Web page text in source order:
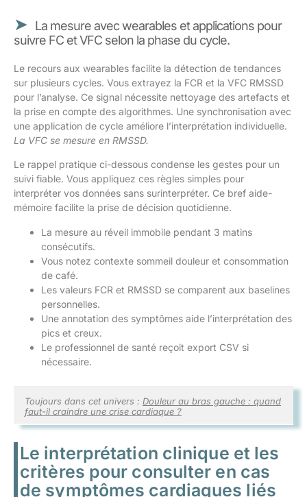
La mesure avec wearables et applications pour
suivre FC et VFC selon la phase du cycle.
Le recours aux wearables facilite la détection de tendances
sur plusieurs cycles. Vous extrayez la FCR et la VFC RMSSD
pour l’analyse. Ce signal nécessite nettoyage des artefacts et
la prise en compte des algorithmes. Une synchronisation avec
une application de cycle améliore l’interprétation individuelle.
La VFC se mesure en RMSSD.
Le rappel pratique ci-dessous condense les gestes pour un
suivi fiable. Vous appliquez ces règles simples pour
interpréter vos données sans surinterpréter. Ce bref aide-
mémoire facilite la prise de décision quotidienne.
La mesure au réveil immobile pendant 3 matins
consécutifs.
Vous notez contexte sommeil douleur et consommation
de café.
Les valeurs FCR et RMSSD se comparent aux baselines
personnelles.
Une annotation des symptômes aide l’interprétation des
pics et creux.
Le professionnel de santé reçoit export CSV si
nécessaire.
Toujours dans cet univers : Douleur au bras gauche : quand
faut-il craindre une crise cardiaque ?
Le interprétation clinique et les
critères pour consulter en cas
de symptômes cardiaques liés